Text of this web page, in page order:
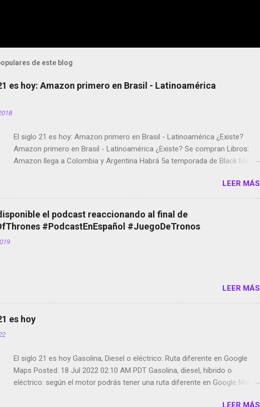
de este blog
es hoy: Amazon primero en Brasil - Latinoamérica
El siglo 21 es hoy: Amazon primero en Brasil - Latinoamérica ¿Existe?
Amazon primero en Brasil - Latinoamérica ¿Existe? Se compran Libros:
Amazon llega a Colombia y Argentina Habrá 5a temporada de Black Mirror
copyright en Instagram Música y vídeo selfies en la red social Riddley
Scott saca a Kevin Spacey de su película Francisco regaña a los que usan
el smartphone en sus misas La serie de la Tierra Media GoBee - StartUp
de bicicletas de alquiler Stop Motion en Instagram Vodafone: me siento
tumbado. Amazon Music: Chingo yo, chingas tu... http://amzn.to/2z1UkPK
LEER MÁS
el podcast reaccionando al final de
#PodcastEnEspañol #JuegoDeTronos
LEER MÁS
es hoy
El siglo 21 es hoy Gasolina, Diesel o eléctrico: Ruta diferente en Google
Maps Posted: 18 Jul 2022 02:10 AM PDT Gasolina, diesel, híbrido o
eléctrico: según el motor podrás tener una ruta diferente en Google Maps.
LEER MÁS